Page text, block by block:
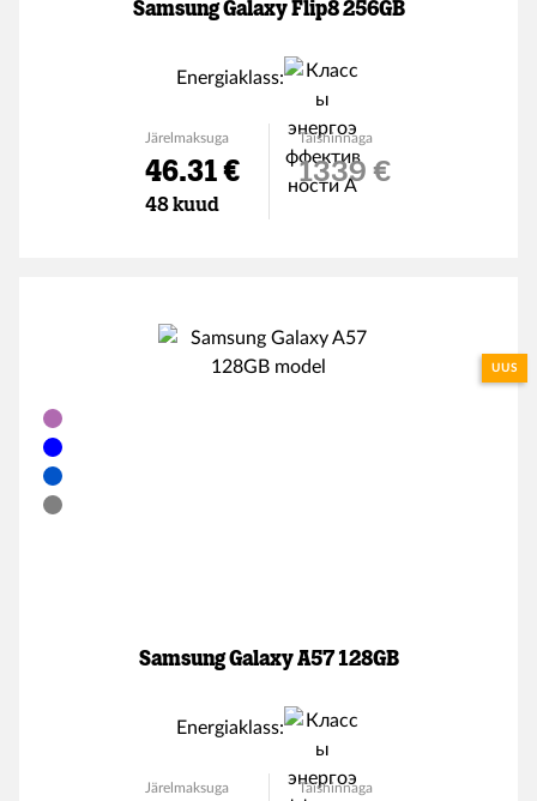
Samsung Galaxy Flip8 256GB
Energiaklass:
Järelmaksuga
46.31 €
48 kuud
Täishinnaga
1339 €
UUS
Samsung Galaxy A57 128GB
Energiaklass:
Järelmaksuga Täishinnaga